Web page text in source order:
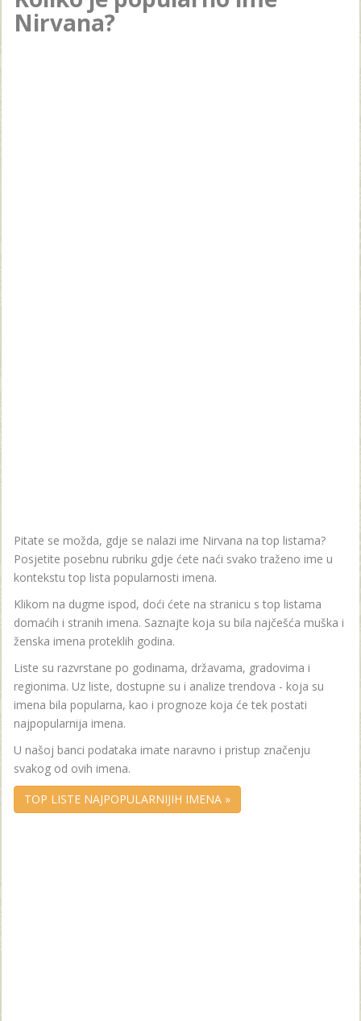
Nirvana?
Pitate se možda, gdje se nalazi ime Nirvana na top listama?
Posjetite posebnu rubriku gdje ćete naći svako traženo ime u
kontekstu top lista popularnosti imena.
Klikom na dugme ispod, doći ćete na stranicu s top listama
domaćih i stranih imena. Saznajte koja su bila najčešća muška i
ženska imena proteklih godina.
Liste su razvrstane po godinama, državama, gradovima i
regionima. Uz liste, dostupne su i analize trendova - koja su
imena bila popularna, kao i prognoze koja će tek postati
najpopularnija imena.
U našoj banci podataka imate naravno i pristup značenju
svakog od ovih imena.
TOP LISTE NAJPOPULARNIJIH IMENA »